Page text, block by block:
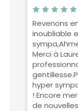
Revenons
inoubliable
Merci à
hyper
! Encore
de